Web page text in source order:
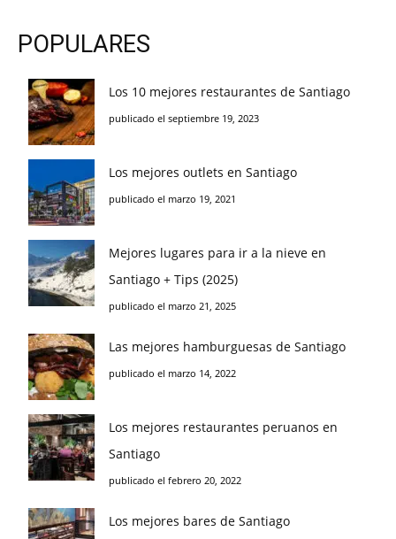
POPULARES
Los 10 mejores restaurantes de Santiago
publicado el septiembre 19, 2023
Los mejores outlets en Santiago
publicado el marzo 19, 2021
Mejores lugares para ir a la nieve en
Santiago + Tips (2025)
publicado el marzo 21, 2025
Las mejores hamburguesas de Santiago
publicado el marzo 14, 2022
Los mejores restaurantes peruanos en
Santiago
publicado el febrero 20, 2022
Los mejores bares de Santiago